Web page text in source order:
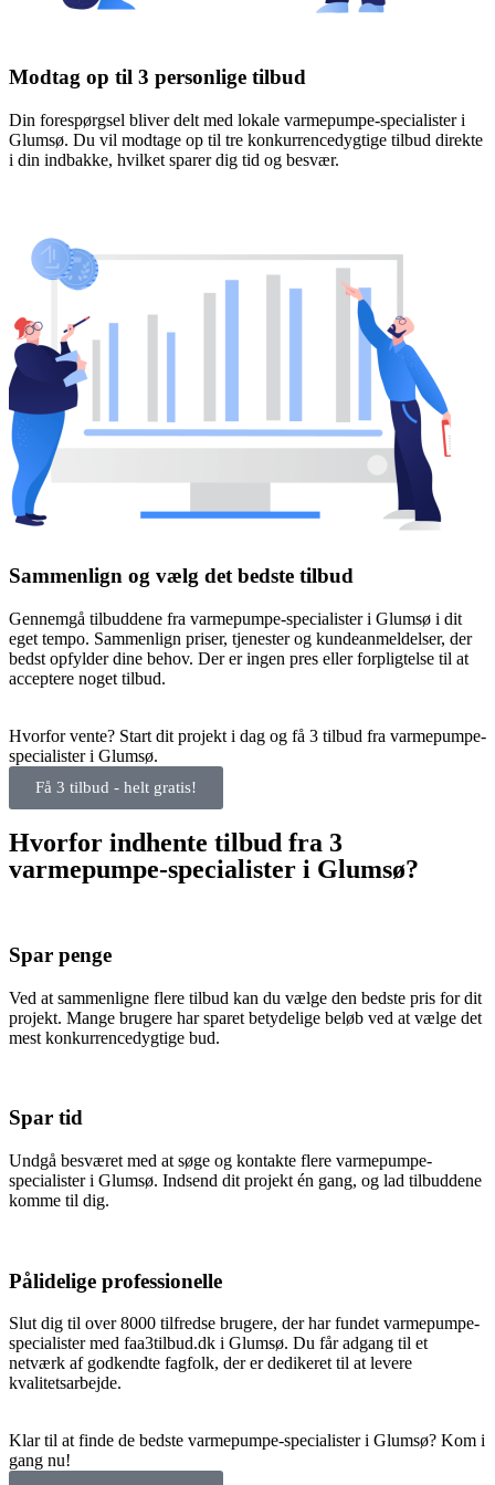
Modtag op til 3 personlige tilbud
Din forespørgsel bliver delt med lokale varmepumpe-specialister i
Glumsø. Du vil modtage op til tre konkurrencedygtige tilbud direkte
i din indbakke, hvilket sparer dig tid og besvær.
Sammenlign og vælg det bedste tilbud
Gennemgå tilbuddene fra varmepumpe-specialister i Glumsø i dit
eget tempo. Sammenlign priser, tjenester og kundeanmeldelser, der
bedst opfylder dine behov. Der er ingen pres eller forpligtelse til at
acceptere noget tilbud.
Hvorfor vente? Start dit projekt i dag og få 3 tilbud fra varmepumpe-
specialister i Glumsø.
Få 3 tilbud - helt gratis!
Hvorfor indhente tilbud fra 3
varmepumpe-specialister i Glumsø?
Spar penge
Ved at sammenligne flere tilbud kan du vælge den bedste pris for dit
projekt. Mange brugere har sparet betydelige beløb ved at vælge det
mest konkurrencedygtige bud.
Spar tid
Undgå besværet med at søge og kontakte flere varmepumpe-
specialister i Glumsø. Indsend dit projekt én gang, og lad tilbuddene
komme til dig.
Pålidelige professionelle
Slut dig til over 8000 tilfredse brugere, der har fundet varmepumpe-
specialister med faa3tilbud.dk i Glumsø. Du får adgang til et
netværk af godkendte fagfolk, der er dedikeret til at levere
kvalitetsarbejde.
Klar til at finde de bedste varmepumpe-specialister i Glumsø? Kom i
gang nu!